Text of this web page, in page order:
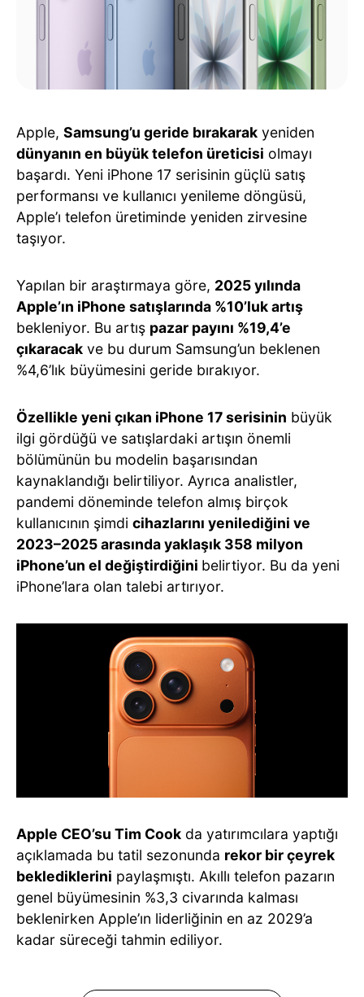
Apple, Samsung’u geride bırakarak yeniden
dünyanın en büyük telefon üreticisi olmayı
başardı. Yeni iPhone 17 serisinin güçlü satış
performansı ve kullanıcı yenileme döngüsü,
Apple’ı telefon üretiminde yeniden zirvesine
taşıyor.
Yapılan bir araştırmaya göre, 2025 yılında
Apple’ın iPhone satışlarında %10’luk artış
bekleniyor. Bu artış pazar payını %19,4’e
çıkaracak ve bu durum Samsung’un beklenen
%4,6’lık büyümesini geride bırakıyor.
Özellikle yeni çıkan iPhone 17 serisinin büyük
ilgi gördüğü ve satışlardaki artışın önemli
bölümünün bu modelin başarısından
kaynaklandığı belirtiliyor. Ayrıca analistler,
pandemi döneminde telefon almış birçok
kullanıcının şimdi cihazlarını yenilediğini ve
2023–2025 arasında yaklaşık 358 milyon
iPhone’un el değiştirdiğini belirtiyor. Bu da yeni
iPhone’lara olan talebi artırıyor.
Apple CEO’su Tim Cook da yatırımcılara yaptığı
açıklamada bu tatil sezonunda rekor bir çeyrek
beklediklerini paylaşmıştı. Akıllı telefon pazarın
genel büyümesinin %3,3 civarında kalması
beklenirken Apple’ın liderliğinin en az 2029’a
kadar süreceği tahmin ediliyor.